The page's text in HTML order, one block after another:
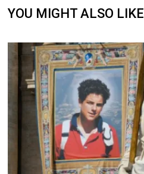
YOU MIGHT ALSO LIKE